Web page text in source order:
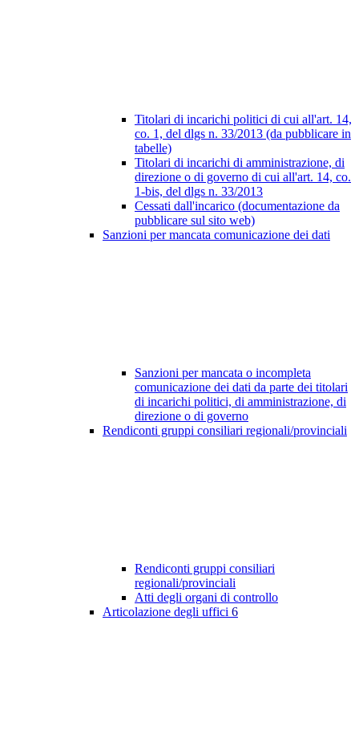
Titolari di incarichi politici di cui all'art. 14,
co. 1, del dlgs n. 33/2013 (da pubblicare in
tabelle)
Titolari di incarichi di amministrazione, di
direzione o di governo di cui all'art. 14, co.
1-bis, del dlgs n. 33/2013
Cessati dall'incarico (documentazione da
pubblicare sul sito web)
Sanzioni per mancata comunicazione dei dati
Sanzioni per mancata o incompleta
comunicazione dei dati da parte dei titolari
di incarichi politici, di amministrazione, di
direzione o di governo
Rendiconti gruppi consiliari regionali/provinciali
Rendiconti gruppi consiliari
regionali/provinciali
Atti degli organi di controllo
Articolazione degli uffici 6